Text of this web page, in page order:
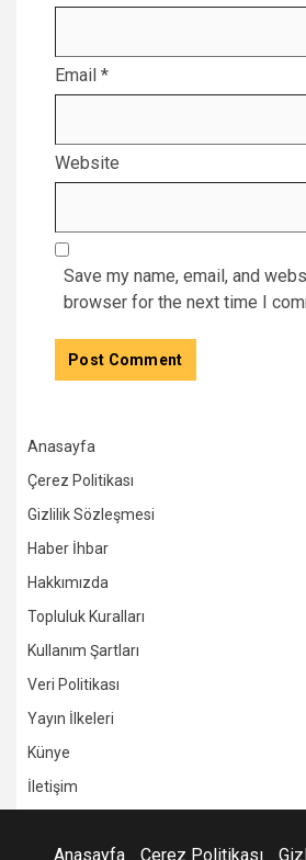
Email *
Website
Save my name, email, and
browser for the next time I
Anasayfa
Çerez Politikası
Gizlilik Sözleşmesi
Haber İhbar
Hakkımızda
Topluluk Kuralları
Kullanım Şartları
Veri Politikası
Yayın İlkeleri
Künye
İletişim
Anasayfa Çerez Politikası